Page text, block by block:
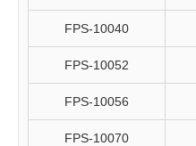
FPS-10040
FPS-10052
FPS-10056
FPS-10070